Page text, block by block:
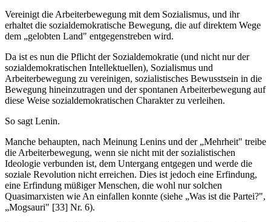
Vereinigt die Arbeiterbewegung mit dem Sozialismus, und ihr
erhaltet die sozialdemokratische Bewegung, die auf direktem Wege
dem „gelobten Land" entgegenstreben wird.
Da ist es nun die Pflicht der Sozialdemokratie (und nicht nur der
sozialdemokratischen Intellektuellen), Sozialismus und
Arbeiterbewegung zu vereinigen, sozialistisches Bewusstsein in die
Bewegung hineinzutragen und der spontanen Arbeiterbewegung auf
diese Weise sozialdemokratischen Charakter zu verleihen.
So sagt Lenin.
Manche behaupten, nach Meinung Lenins und der „Mehrheit" treibe
die Arbeiterbewegung, wenn sie nicht mit der sozialistischen
Ideologie verbunden ist, dem Untergang entgegen und werde die
soziale Revolution nicht erreichen. Dies ist jedoch eine Erfindung,
eine Erfindung müßiger Menschen, die wohl nur solchen
Quasimarxisten wie An einfallen konnte (siehe „Was ist die Partei?",
„Mogsauri" [33] Nr. 6).